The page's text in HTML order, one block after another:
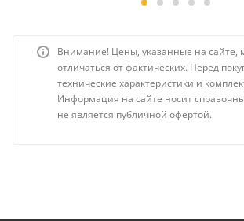
Внимание! Цены, указанные на сайте,
отличаться от фактических. Перед
технические характеристики и
Информация на сайте носит
не является публичной офертой.